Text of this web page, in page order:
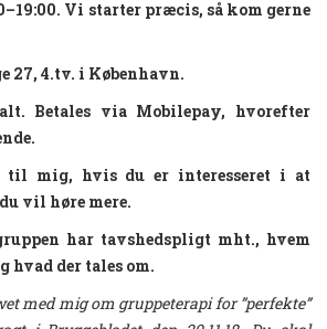
Vi starter præcis, så kom gerne
27, 4.tv. i København.
Betales via Mobilepay, hvorefter
mig, hvis du er interesseret i at
vil høre mere.
har tavshedspligt mht., hvem
hvad der tales om.
med mig om gruppeterapi for ”perfekte”